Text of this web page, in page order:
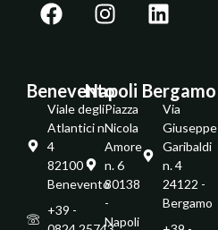
Benevento
Viale degli
Atlantici n.
4
82100 -
Benevento
+39 -
Napoli
Piazza
Nicola
Amore
n. 6
80138
-
Napoli
Bergamo
Via
Giuseppe
Garibaldi
n. 4
24122 -
Bergamo